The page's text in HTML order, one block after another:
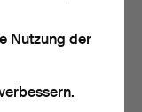
Gold auf Stahl,
Constallati…
Nutzung der